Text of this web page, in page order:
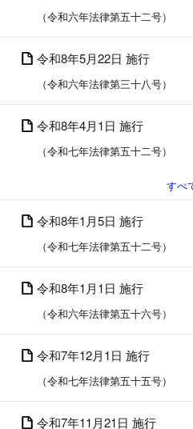
（令和六年法律第五十二号）
令和8年5月22日 施行
（令和六年法律第三十八号）
令和8年4月1日 施行
（令和七年法律第五十二号）
令和8年1月5日 施行
（令和七年法律第五十二号）
令和8年1月1日 施行
（令和六年法律第五十六号）
令和7年12月1日 施行
（令和七年法律第五十五号）
令和7年11月21日 施行